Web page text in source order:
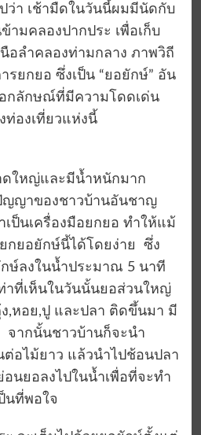
ว่า เช้ามืดในวันนี้ผมมีนัดกับ
มคลองปากประ เพื่อเก็บ
อลำคลองท่ามกลาง ภาพวิถี
รยกยอ ซึ่งเป็น “ยอยักษ์” อัน
กลักษณ์ที่มีความโดดเด่น
ท่องเที่ยวแห่งนี้
ใหญ่และมีน้ำหนักมาก
ญาของชาวบ้านอันชาญ
ป็นเครื่องมือยกยอ ทำให้แม้
กยอยักษ์นี้ได้โดยง่าย ซึ่ง
ษ์ลงในน้ำประมาณ 5 นาที
าที่เห็นในวันนั้นยอส่วนใหญ่
,หอย,ปู และปลา ติดขึ้นมา มี
จากนั้นชาวบ้านก็จะนำ
อไม้ยาว แล้วนำไปช้อนปลา
นยอลงไปในน้ำเพื่อที่จะทำ
นที่พอใจ